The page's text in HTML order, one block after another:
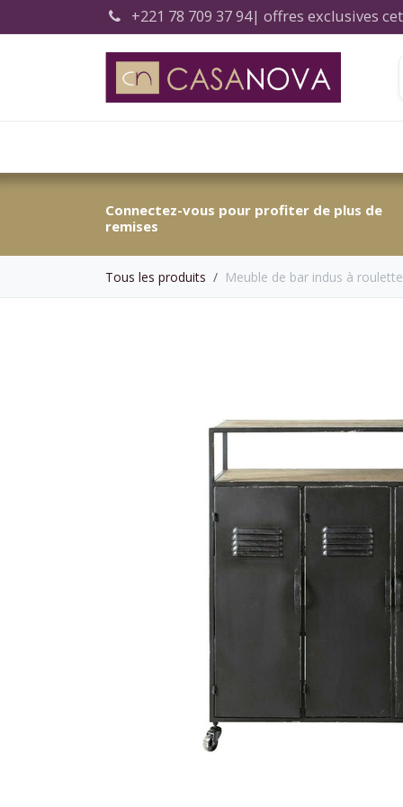
+221 78 709 37 94| offres exclusives
Connectez-vous pour profiter de plus de
remises
Tous les produits Meuble de bar indus à